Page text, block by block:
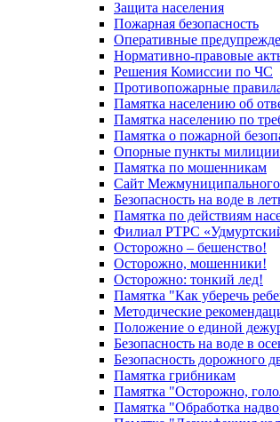
Защита населения
Пожарная безопасность
Оперативные
Нормативно-правовые
Решения Комиссии по ЧС
Противопожарные
Памятка населению об
Памятка населению по
Памятка о пожарной
Опорные пункты милиции
Памятка по мошенникам
Сайт
Безопасность на воде в
Памятка по действиям
Филиал РТРС
Осторожно – бешенство!
Осторожно, мошенники!
Осторожно: тонкий лед!
Памятка "Как уберечь
Методические
Положение о единой
Безопасность на воде в
Безопасность дорожного
Памятка грибникам
Памятка "Осторожно,
Памятка "Обработка